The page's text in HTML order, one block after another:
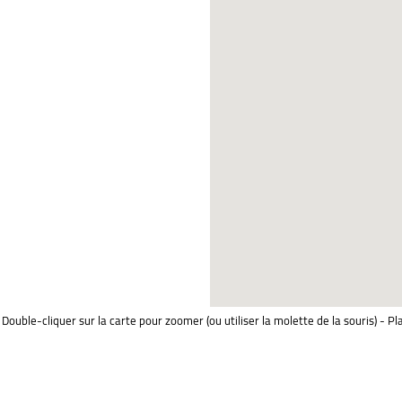
Double-cliquer sur la carte pour zoomer (ou utiliser la molette de la souris) -